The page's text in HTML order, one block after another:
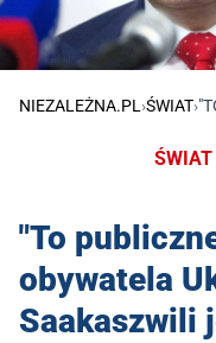
NIEZALEŻNA.PL ›ŚWIAT›
ŚWIAT
"To
obywatela
Saakaszwili